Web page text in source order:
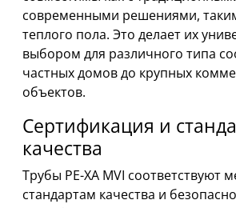
современными решениями,
теплого пола. Это делает их
выбором для различного типа
частных домов до крупных
объектов.
Сертификация и
качества
Трубы PE-XA MVI соответствуют
стандартам качества и